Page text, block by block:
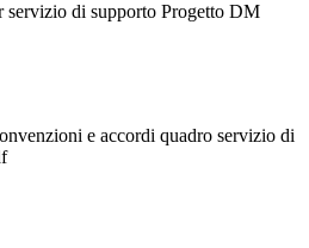
servizio di supporto Progetto DM
e accordi quadro servizio di